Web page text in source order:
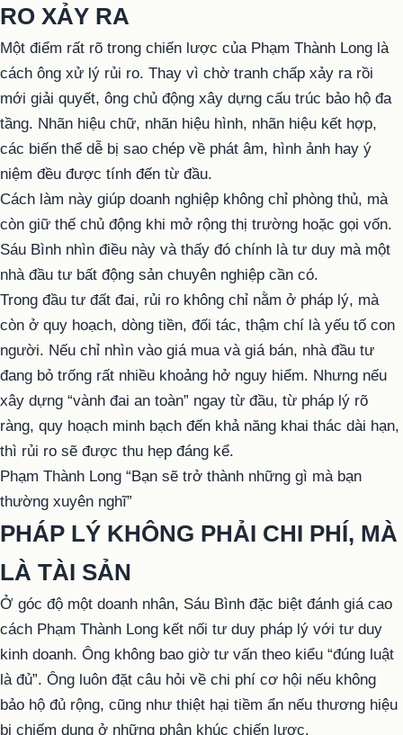
RO XẢY RA
Một điểm rất rõ trong chiến lược của Phạm Thành Long là
cách ông xử lý rủi ro. Thay vì chờ tranh chấp xảy ra rồi
mới giải quyết, ông chủ động xây dựng cấu trúc bảo hộ đa
tầng. Nhãn hiệu chữ, nhãn hiệu hình, nhãn hiệu kết hợp,
các biến thể dễ bị sao chép về phát âm, hình ảnh hay ý
niệm đều được tính đến từ đầu.
Cách làm này giúp doanh nghiệp không chỉ phòng thủ, mà
còn giữ thế chủ động khi mở rộng thị trường hoặc gọi vốn.
Sáu Bình nhìn điều này và thấy đó chính là tư duy mà một
nhà đầu tư bất động sản chuyên nghiệp cần có.
Trong đầu tư đất đai, rủi ro không chỉ nằm ở pháp lý, mà
còn ở quy hoạch, dòng tiền, đối tác, thậm chí là yếu tố con
người. Nếu chỉ nhìn vào giá mua và giá bán, nhà đầu tư
đang bỏ trống rất nhiều khoảng hở nguy hiểm. Nhưng nếu
xây dựng “vành đai an toàn” ngay từ đầu, từ pháp lý rõ
ràng, quy hoạch minh bạch đến khả năng khai thác dài hạn,
thì rủi ro sẽ được thu hẹp đáng kể.
Phạm Thành Long “Bạn sẽ trở thành những gì mà bạn
thường xuyên nghĩ”
PHÁP LÝ KHÔNG PHẢI CHI PHÍ, MÀ
LÀ TÀI SẢN
Ở góc độ một doanh nhân, Sáu Bình đặc biệt đánh giá cao
cách Phạm Thành Long kết nối tư duy pháp lý với tư duy
kinh doanh. Ông không bao giờ tư vấn theo kiểu “đúng luật
là đủ”. Ông luôn đặt câu hỏi về chi phí cơ hội nếu không
bảo hộ đủ rộng, cũng như thiệt hại tiềm ẩn nếu thương hiệu
bị chiếm dụng ở những phân khúc chiến lược.